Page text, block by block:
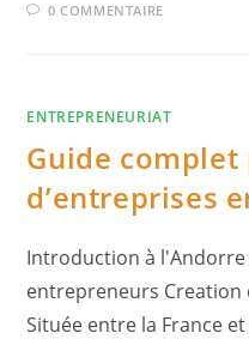
0 COMMENTAIRE
ENTREPRENEURIAT
Guide
d’entreprises
Introduction à l'Andorre
entrepreneurs
Située entre la France